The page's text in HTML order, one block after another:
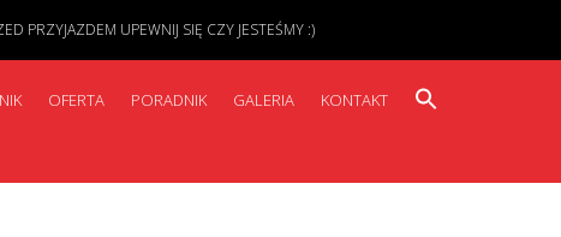
OFERTA PORADNIK GALERIA KONTAKT
PRZYJAZDEM UPEWNIJ SIĘ CZY JESTEŚMY :)